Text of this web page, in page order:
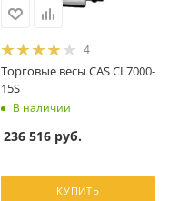
4
Торговые весы CAS CL7000-
15S
В наличии
236 516 руб.
КУПИТЬ